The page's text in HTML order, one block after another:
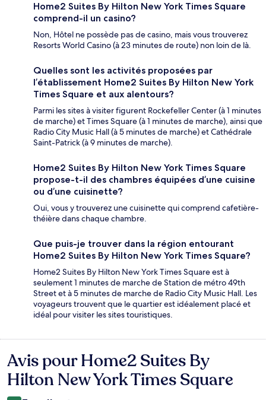
Home2 Suites By Hilton New York Times Square
comprend-il un casino?
Non, Hôtel ne possède pas de casino, mais vous trouverez
Resorts World Casino (à 23 minutes de route) non loin de là.
Quelles sont les activités proposées par
l’établissement Home2 Suites By Hilton New York
Times Square et aux alentours?
Parmi les sites à visiter figurent Rockefeller Center (à 1 minutes
de marche) et Times Square (à 1 minutes de marche), ainsi que
Radio City Music Hall (à 5 minutes de marche) et Cathédrale
Saint-Patrick (à 9 minutes de marche).
Home2 Suites By Hilton New York Times Square
propose-t-il des chambres équipées d’une cuisine
ou d’une cuisinette?
Oui, vous y trouverez une cuisinette qui comprend cafetière-
théière dans chaque chambre.
Que puis-je trouver dans la région entourant
Home2 Suites By Hilton New York Times Square?
Home2 Suites By Hilton New York Times Square est à
seulement 1 minutes de marche de Station de métro 49th
Street et à 5 minutes de marche de Radio City Music Hall. Les
voyageurs trouvent que le quartier est idéalement placé et
idéal pour visiter les sites touristiques.
Avis
Avis pour Home2 Suites By
Hilton New York Times Square